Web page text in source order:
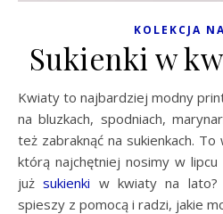
KOLEKCJA
Sukienki w
Kwiaty to najbardziej modny print tego sezonu. Pojawia się
na bluzkach, spodniach,
też zabraknąć na sukienkach.
którą najchętniej nosimy w
jużsukienki w kwiaty na lato?
spieszy z pomocą i radzi, jakie